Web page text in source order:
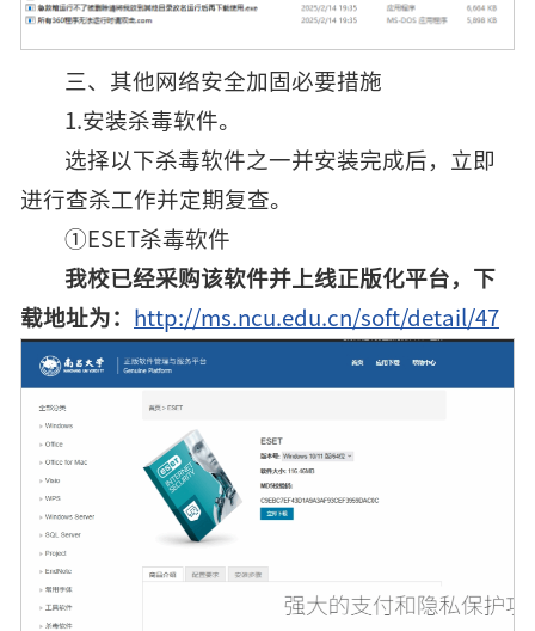
三、其他网络安全加固必要措施
1.安装杀毒软件。
选择以下杀毒软件之一并安装完成后，立即
进行查杀工作并定期复查。
①ESET杀毒软件
我校已经采购该软件并上线正版化平台，下
载地址为：
http://ms.ncu.edu.cn/soft/detail/47